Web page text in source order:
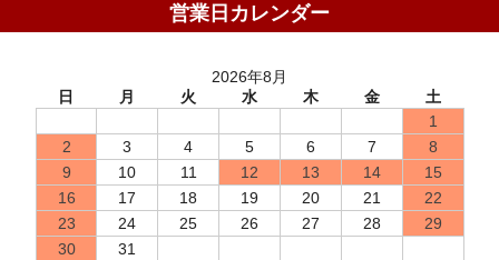
営業日カレンダー
2026年8月
日
月 火 水 木 金
土
1
2
3 4 5 6 7
8
9
10 11 12 13 14
15
16
17 18 19 20 21
22
23
24 25 26 27 28
29
30
31